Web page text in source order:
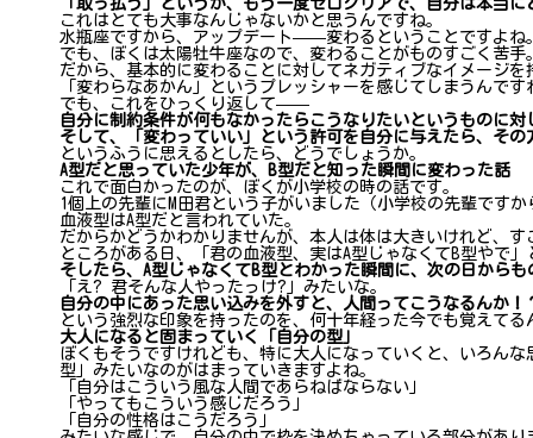
「取っ払う」というか、もう一度ゼロクリアで、自分は本当
これはとても大事なんじゃないかと思うんですね。
水瓶座ですから、アップデート——変わるということですよね
でも、ぼくは太陽牡牛座なので、変わることがものすごく苦手
だから、基本的に変わることに対してネガティブなイメージを
「変わらなあかん」というプレッシャーを感じてしまうんです
でも、これをひっくり返して——
自分に制約条件が何もなかったらこうなりたいというものに
そして、「変わっていい」という許可を自分に与えたら、そ
というふうに思えるとしたら、どうでしょうか。
A型だと思っていた少年が、B型だと知った瞬間に変わった話
これで面白かったのが、ぼくが小学校の時の話です。
1個上の先輩にM田君という子がいました（小学校の先輩です
血液型はA型だと言われていた。
だからかどうかわかりませんが、本人は体は大きいけれど、
ところがある日、「君の血液型、実はA型じゃなくてB型やで
そしたら、A型じゃなくてB型とわかった瞬間に、次の日から
「え? 君そんな人やったっけ?」みたいな。
自分の中にあった思い込みを外すと、人間ってこうなるんか！
という強烈な印象を持ったのを、何十年経った今でも覚えてる
大人になると固まっていく「自分の型」
ぼくもそうですけれども、特に大人になっていくと、いろん
型」みたいなのがはまっていきますよね。
「自分はこういう風な人間であらねばならない」
「やってもこういう感じだろう」
「自分の性格はこうだろう」